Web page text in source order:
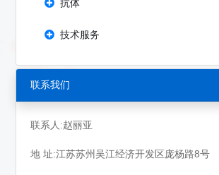
抗体
技术服务
联系我们
联系人:赵丽亚
地 址:江苏苏州吴江经济开发区庞杨路8号